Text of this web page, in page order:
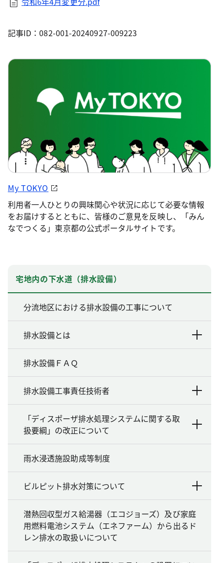
記事ID：082-001-20240927-009223
My TOKYO
利用者一人ひとりの興味関心や状況に応じて必要な情報
をお届けするとともに、皆様のご意見を反映し、「みん
なでつくる」東京都の公式ポータルサイトです。
宅地内の下水道（排水設備）
分流地区における排水設備の工事について
排水設備とは
排水設備ＦＡＱ
排水設備工事責任技術者
「ディスポーザ排水処理システムに関する取
扱要綱」の改正について
雨水浸透施設助成等制度
ビルピット排水対策について
潜熱回収型ガス給湯器（エコジョーズ）及び家庭
用燃料電池システム（エネファーム）から出るド
レン排水の取扱いについて